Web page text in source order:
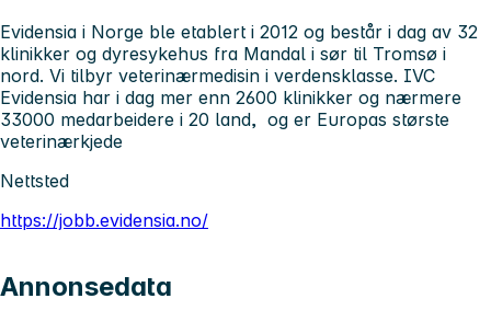
Evidensia i Norge ble etablert i 2012 og består i dag av 32
klinikker og dyresykehus fra Mandal i sør til Tromsø i
nord. Vi tilbyr veterinærmedisin i verdensklasse. IVC
Evidensia har i dag mer enn 2600 klinikker og nærmere
33000 medarbeidere i 20 land, og er Europas største
veterinærkjede
Nettsted
https://jobb.evidensia.no/
Annonsedata